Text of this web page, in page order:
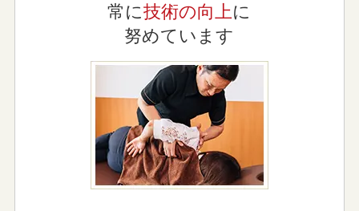
常に技術の向上に
努めています